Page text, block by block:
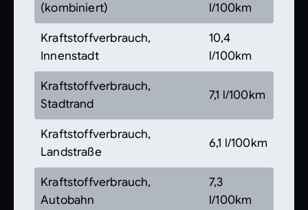
(kombiniert)
l/100km
Kraftstoffverbrauch,
Innenstadt
10,4
l/100km
Kraftstoffverbrauch,
Stadtrand
7,1 l/100km
Kraftstoffverbrauch,
Landstraße
6,1 l/100km
Kraftstoffverbrauch,
Autobahn
7,3
l/100km